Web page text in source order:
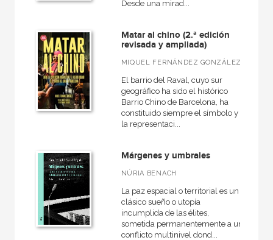
Desde una mirad...
Matar al chino (2.ª edición
revisada y ampliada)
MIQUEL FERNÁNDEZ GONZÁLEZ
El barrio del Raval, cuyo sur
geográfico ha sido el histórico
Barrio Chino de Barcelona, ha
constituido siempre el símbolo y
la representaci...
Márgenes y umbrales
NÚRIA BENACH
La paz espacial o territorial es un
clásico sueño o utopía
incumplida de las élites,
sometida permanentemente a un
conflicto multinivel dond...